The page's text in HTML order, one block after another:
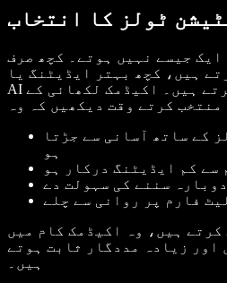
ٹولز کا انتخاب
ایک جیسے نہیں ہوتے۔ کچھ صرف
ہیں، کچھ بہتر ایڈیٹنگ یا
AI فیچرز بھی فراہم کرتے ہیں۔ اکیڈمک لکھائی کے
کے ساتھ آسانی سے جڑتا
ہو
سے کم ایڈیٹنگ درکار ہو
سننے کی سہولت دے
فارم پر روانی سے چلے
ہیں، وہ اکیڈمک کام میں
اور زیادہ مددگار ثابت ہوتے
ہیں۔